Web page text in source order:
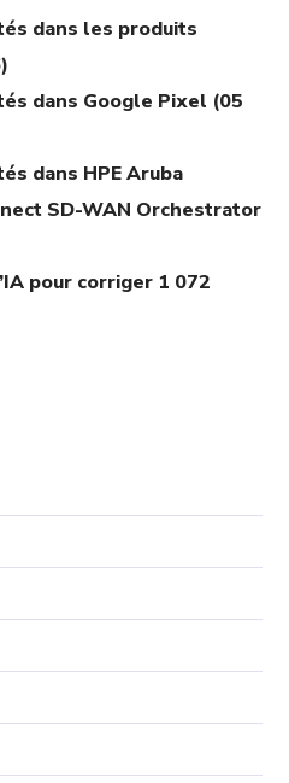
dans les produits
dans Google Pixel (05
dans HPE Aruba
SD-WAN Orchestrator
pour corriger 1 072